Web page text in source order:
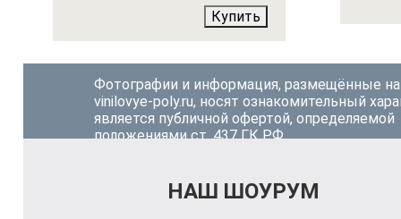
Купить
Фотографии и информация, размещённые на
vinilovye-poly.ru, носят ознакомительный
является публичной офертой, определяемой
положениями ст. 437 ГК РФ.
НАШ ШОУРУМ